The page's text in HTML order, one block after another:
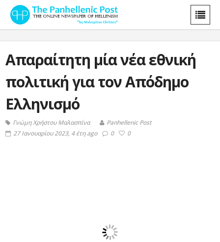
Απαραίτητη μία νέα εθνική
πολιτική για τον Απόδημο
Ελληνισμό
Γνώμη Χρήστου Μαλασπίνα
Panhellenic Post
27 Ιανουαρίου 2023, 4 έτη ago
0 0